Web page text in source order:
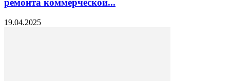
ремонта коммерческой...
19.04.2025